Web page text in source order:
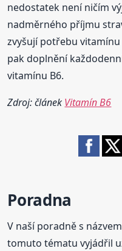
nedostatek není ničím
nadměrného příjmu
zvyšují potřebu vitamínu
pak doplnění
vitamínu B6.
Zdroj: článek Vitamín B6
Poradna
V naší poradně s názvem
tomuto tématu vyjádřil